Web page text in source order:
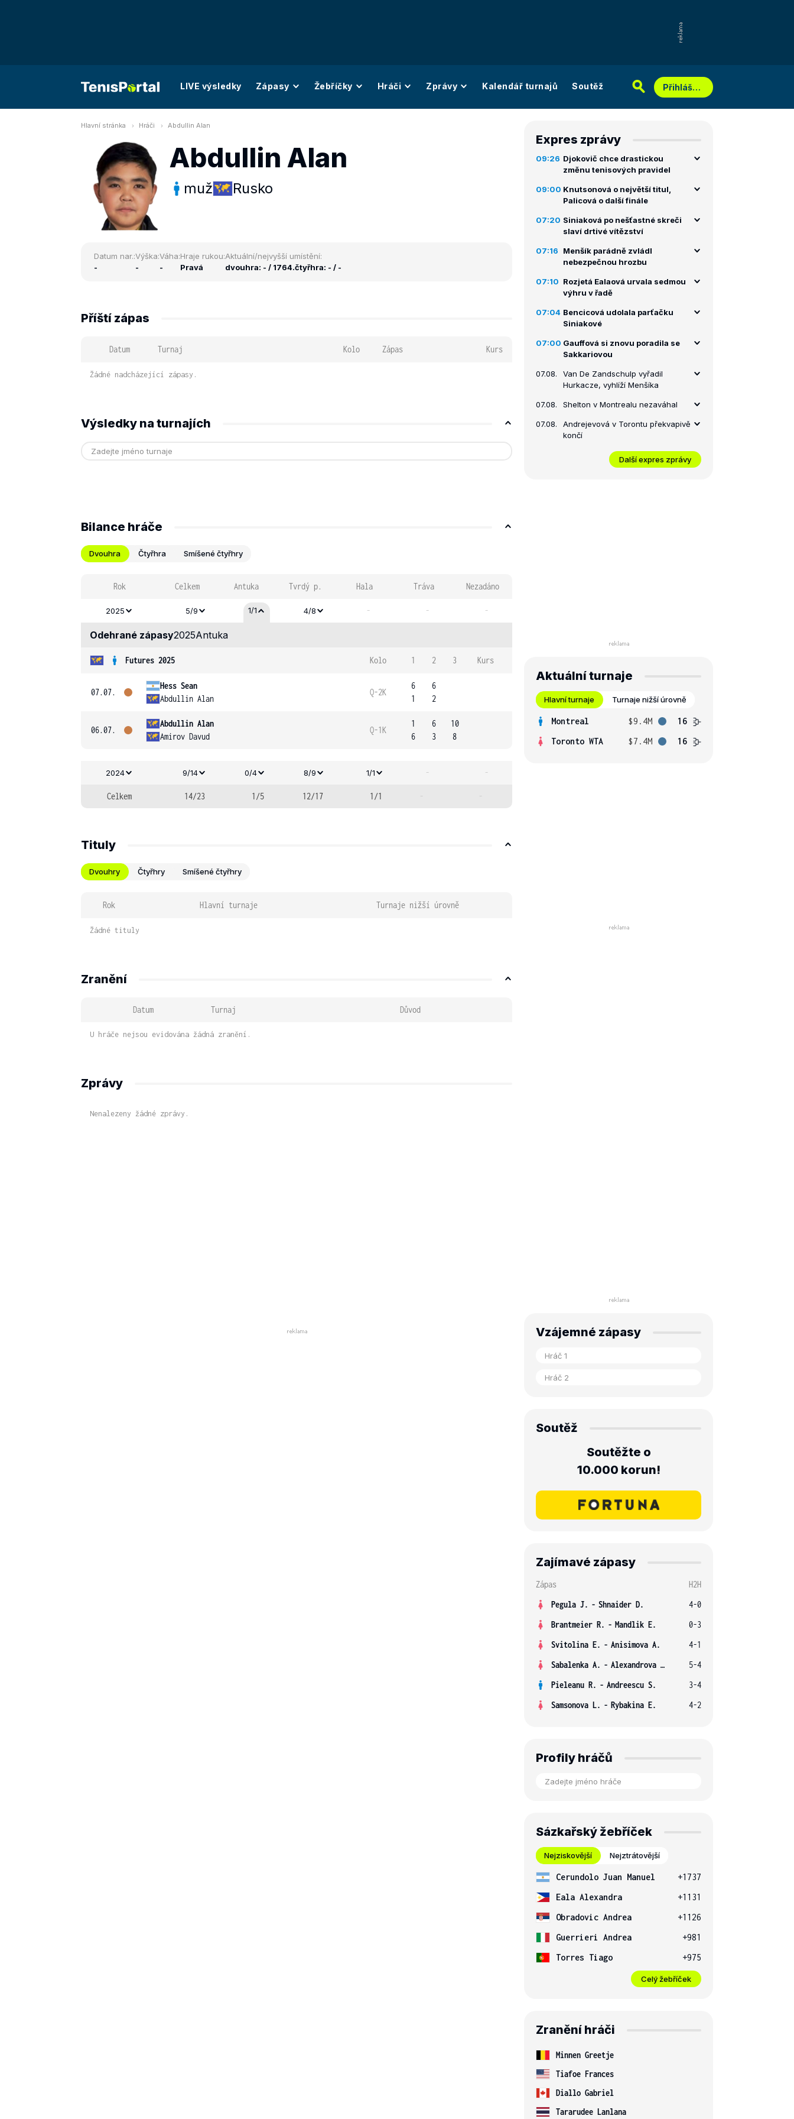
LIVE výsledky Zápasy Žebříčky Hráči Zprávy Kalendář turnajů Soutěž Přihlášení
Hlavní stránka Hráči Abdullin Alan
Abdullin Alan
muž Rusko
Datum nar.:
-
Výška:
-
Váha:
-
Hraje rukou:
Pravá
Aktuální/nejvyšší umístění:
dvouhra: - / 1764.čtyřhra: - / -
Příští zápas
Datum Turnaj Kolo Zápas Kurs
Žádné nadcházející zápasy.
Výsledky na turnajích
Bilance hráče
Dvouhra Čtyřhra Smíšené čtyřhry
Rok Celkem Antuka Tvrdý p. Hala Tráva Nezadáno
2025 5/9 1/1 4/8 - - -
Odehrané zápasy2025Antuka
Futures 2025 Kolo 1 2 3 Kurs
07.07.
Hess Sean
Abdullin Alan
Q-2K
6
1
6
2
06.07.
Abdullin Alan
Amirov Davud
Q-1K
1
6
6
3
10
8
2024 9/14 0/4 8/9 1/1 - -
Celkem 14/23 1/5 12/17 1/1 - -
Tituly
Dvouhry Čtyřhry Smíšené čtyřhry
Rok Hlavní turnaje Turnaje nižší úrovně
Žádné tituly
Zranění
Datum Turnaj Důvod
U hráče nejsou evidována žádná zranění.
Zprávy
Nenalezeny žádné zprávy.
Expres zprávy
09:26 Djokovič chce drastickou
změnu tenisových pravidel
09:00 Knutsonová o největší titul,
Palicová o další finále
07:20 Siniaková po nešťastné skreči
slaví drtivé vítězství
07:16
Menšík parádně zvládl
nebezpečnou hrozbu
07:10 Rozjetá Ealaová urvala sedmou
výhru v řadě
07:04 Bencicová udolala parťačku
Siniakové
07:00 Gauffová si znovu poradila se
Sakkariovou
07.08.
Van De Zandschulp vyřadil
Hurkacze, vyhlíží Menšíka
07.08. Shelton v Montrealu nezaváhal
07.08.
Andrejevová v Torontu překvapivě
končí
Další expres zprávy
Aktuální turnaje
Hlavní turnaje Turnaje nižší úrovně
Montreal $9.4M
16
Toronto WTA
$7.4M 16
Vzájemné zápasy
Soutěž
Soutěžte o
10.000 korun!
Zajímavé zápasy
Zápas
H2H
Pegula J. - Shnaider D.
4-0
Brantmeier R. - Mandlik E.
0-3
Svitolina E. - Anisimova A.
4-1
Sabalenka A. - Alexandrova E.
5-4
Pieleanu R. - Andreescu S.
3-4
Samsonova L. - Rybakina E. 4-2
Profily hráčů
Sázkařský žebříček
Nejziskovější Nejztrátovější
Cerundolo Juan Manuel
+1737
Eala Alexandra
+1131
Obradovic Andrea
+1126
Guerrieri Andrea
+981
Torres Tiago
+975
Celý žebříček
Zranění hráči
Minnen Greetje
Tiafoe Frances
Diallo Gabriel
Tararudee Lanlana